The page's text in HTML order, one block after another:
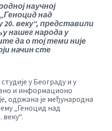
научној
над
веку“, представили
нашег народа у
да о тој теми није
начин сте
у Београду и у
и информационо
одржана је међународна
„Геноцид над